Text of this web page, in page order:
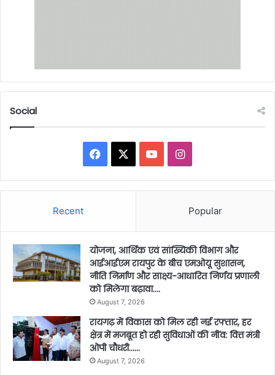
Social
Facebook YouTubeInstagram
Recent Popular
योजना, आर्थिक एवं सांख्यिकी विभाग और
आईआईएम रायपुर के बीच एमओयू सुशासन,
नीति निर्माण और साक्ष्य-आधारित निर्णय प्रणाली
को मिलेगा बढ़ावा….
August 7, 2026
रायगढ़ में विकास को मिल रही नई रफ्तार, हर
क्षेत्र में मजबूत हो रही सुविधाओं की नींव: वित्त मंत्री
ओपी चौधरी……
August 7, 2026